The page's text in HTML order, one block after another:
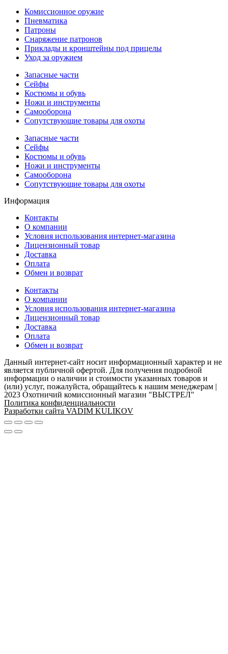
Комиссионное оружие
Пневматика
Патроны
Снаряжение патронов
Приклады и кронштейны под прицелы
Уход за оружием
Запасные части
Сейфы
Костюмы и обувь
Ножи и инструменты
Самооборона
Сопутствующие товары для охоты
Запасные части
Сейфы
Костюмы и обувь
Ножи и инструменты
Самооборона
Сопутствующие товары для охоты
Информация
Контакты
О компании
Условия использования интернет-магазина
Лицензионный товар
Доставка
Оплата
Обмен и возврат
Контакты
О компании
Условия использования интернет-магазина
Лицензионный товар
Доставка
Оплата
Обмен и возврат
Данный интернет-сайт носит информационный характер и не
является публичной офертой. Для получения подробной
информации о наличии и стоимости указанных товаров и
(или) услуг, пожалуйста, обращайтесь к нашим менеджерам |
2023 Охотничий комиссионный магазин "ВЫСТРЕЛ"
Политика конфиденциальности
Разработки сайта VADIM KULIKOV